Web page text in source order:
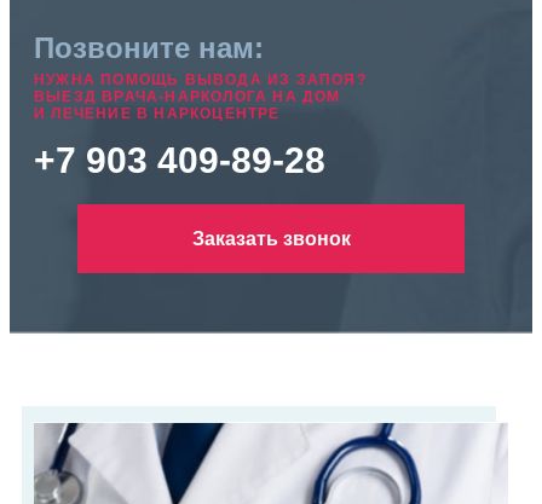
Позвоните нам:
НУЖНА ПОМОЩЬ ВЫВОДА ИЗ ЗАПОЯ?
ВЫЕЗД ВРАЧА-НАРКОЛОГА НА ДОМ
И ЛЕЧЕНИЕ В НАРКОЦЕНТРЕ
+7 903 409-89-28
Заказать звонок